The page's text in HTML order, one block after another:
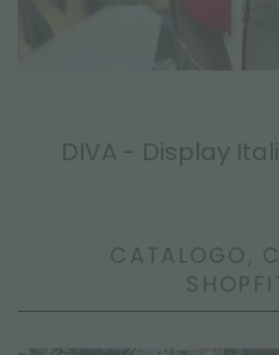
DIVA - Display
CATALOGO,